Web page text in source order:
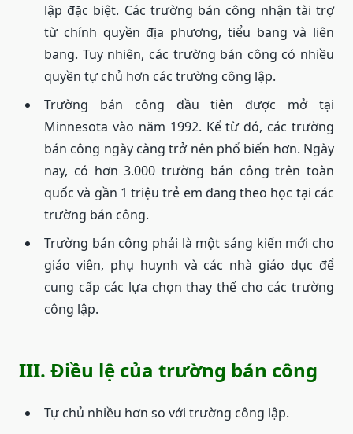
lập đặc biệt. Các trường bán công nhận tài trợ
từ chính quyền địa phương, tiểu bang và liên
bang. Tuy nhiên, các trường bán công có nhiều
quyền tự chủ hơn các trường công lập.
Trường bán công đầu tiên được mở tại
Minnesota vào năm 1992. Kể từ đó, các trường
bán công ngày càng trở nên phổ biến hơn. Ngày
nay, có hơn 3.000 trường bán công trên toàn
quốc và gần 1 triệu trẻ em đang theo học tại các
trường bán công.
Trường bán công phải là một sáng kiến ​​mới cho
giáo viên, phụ huynh và các nhà giáo dục để
cung cấp các lựa chọn thay thế cho các trường
công lập.
III. Điều lệ của trường bán công
Tự chủ nhiều hơn so với trường công lập.